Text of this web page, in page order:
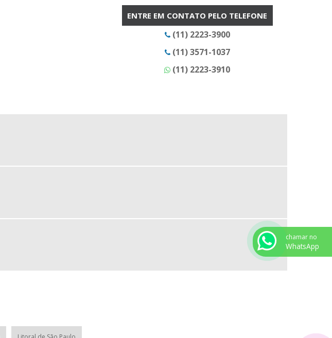
FORNECEDOR DE BARRA REDONDA
FORNECEDOR DE CHAPA GALVANIZADA EM SP
FORNECEDOR DE CHAPA PISO
ENTRE EM CONTATO PELO TELEFONE
(11) 2223-3900
(11) 3571-1037
(11) 2223-3910
chamar no
WhatsApp